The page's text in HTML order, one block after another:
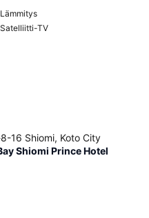
Lämmitys
Satelliitti-TV
16 Shiomi, Koto City
Shiomi Prince Hotel